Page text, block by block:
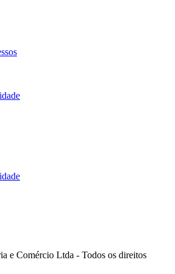
e Comércio Ltda - Todos os direitos